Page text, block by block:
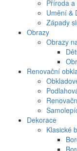
Příroda a
Umění &
Západy
Obrazy
Obrazy
Renovační
Dekorace
Klasické